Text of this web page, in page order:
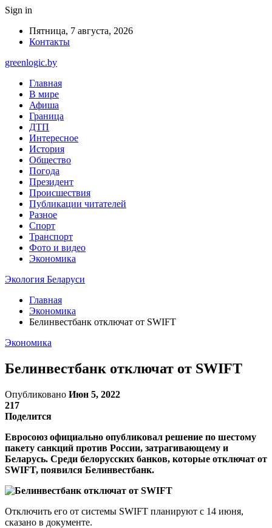
Sign in
Пятница, 7 августа, 2026
Контакты
greenlogic.by
Главная
В мире
Афиша
Граница
ДТП
Интересное
История
Общество
Погода
Президент
Происшествия
Публикации читателей
Разное
Спорт
Транспорт
Фото и видео
Экономика
Экология Беларуси
Главная
Экономика
Белинвестбанк отключат от SWIFT
Экономика
Белинвестбанк отключат от SWIFT
Опубликовано Июн 5, 2022
217
Поделится
Евросоюз официально опубликовал решение по шестому
пакету санкций против России, затрагивающему и
Беларусь. Среди белорусских банков, которые отключат от
SWIFT, появился Белинвестбанк.
Отключить его от системы SWIFT планируют с 14 июня,
сказано в документе.